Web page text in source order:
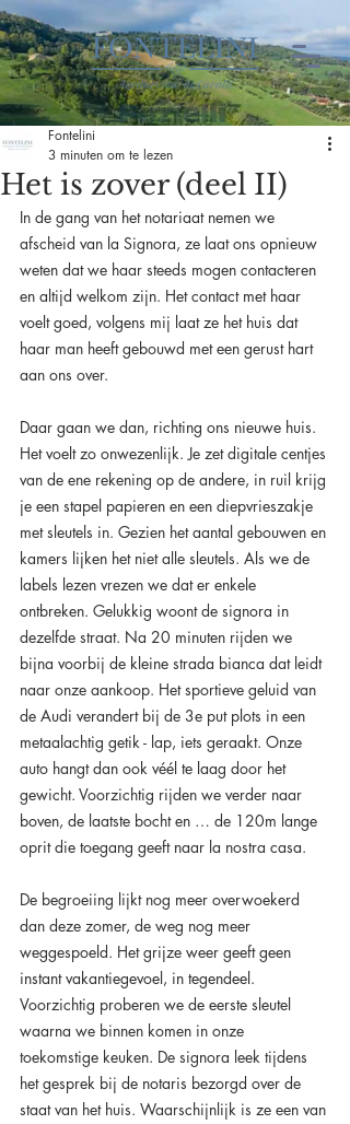
Het is zover (deel II)
Fontelini
3 minuten om te lezen
In de gang van het notariaat nemen we
afscheid van la Signora, ze laat ons opnieuw
weten dat we haar steeds mogen contacteren
en altijd welkom zijn. Het contact met haar
voelt goed, volgens mij laat ze het huis dat
haar man heeft gebouwd met een gerust hart
aan ons over.
Daar gaan we dan, richting ons nieuwe huis.
Het voelt zo onwezenlijk. Je zet digitale centjes
van de ene rekening op de andere, in ruil krijg
je een stapel papieren en een diepvrieszakje
met sleutels in. Gezien het aantal gebouwen en
kamers lijken het niet alle sleutels. Als we de
labels lezen vrezen we dat er enkele
ontbreken. Gelukkig woont de signora in
dezelfde straat. Na 20 minuten rijden we
bijna voorbij de kleine strada bianca dat leidt
naar onze aankoop. Het sportieve geluid van
de Audi verandert bij de 3e put plots in een
metaalachtig getik - lap, iets geraakt. Onze
auto hangt dan ook véél te laag door het
gewicht. Voorzichtig rijden we verder naar
boven, de laatste bocht en … de 120m lange
oprit die toegang geeft naar la nostra casa.
De begroeiing lijkt nog meer overwoekerd
dan deze zomer, de weg nog meer
weggespoeld. Het grijze weer geeft geen
instant vakantiegevoel, in tegendeel.
Voorzichtig proberen we de eerste sleutel
waarna we binnen komen in onze
toekomstige keuken. De signora leek tijdens
het gesprek bij de notaris bezorgd over de
staat van het huis. Waarschijnlijk is ze een van